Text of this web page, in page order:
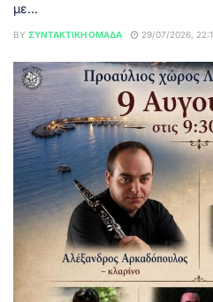
με...
BY ΣΥΝΤΑΚΤΙΚΉ ΟΜΆΔΑ 29/07/2026,